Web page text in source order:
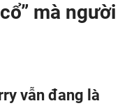
mà người
vẫn đang là